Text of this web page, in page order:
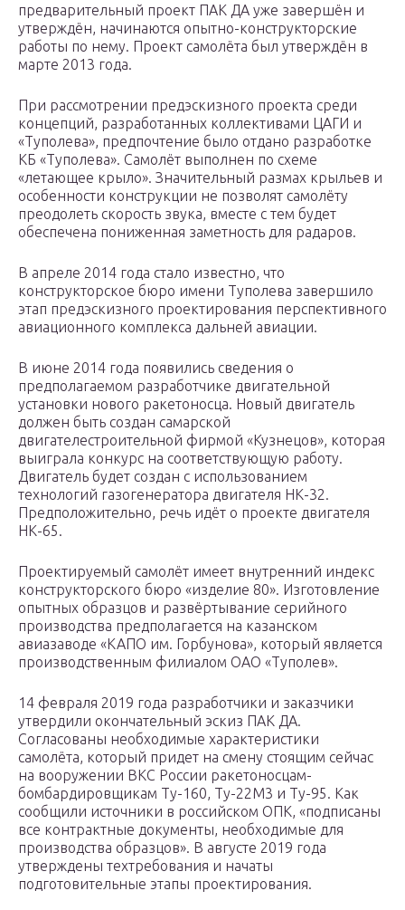
предварительный проект ПАК ДА уже завершён и
утверждён, начинаются опытно-конструкторские
работы по нему. Проект самолёта был утверждён в
марте 2013 года.
При рассмотрении предэскизного проекта среди
концепций, разработанных коллективами ЦАГИ и
«Туполева», предпочтение было отдано разработке
КБ «Туполева». Самолёт выполнен по схеме
«летающее крыло». Значительный размах крыльев и
особенности конструкции не позволят самолёту
преодолеть скорость звука, вместе с тем будет
обеспечена пониженная заметность для радаров.
В апреле 2014 года стало известно, что
конструкторское бюро имени Туполева завершило
этап предэскизного проектирования перспективного
авиационного комплекса дальней авиации.
В июне 2014 года появились сведения о
предполагаемом разработчике двигательной
установки нового ракетоносца. Новый двигатель
должен быть создан самарской
двигателестроительной фирмой «Кузнецов», которая
выиграла конкурс на соответствующую работу.
Двигатель будет создан с использованием
технологий газогенератора двигателя НК-32.
Предположительно, речь идёт о проекте двигателя
НК-65.
Проектируемый самолёт имеет внутренний индекс
конструкторского бюро «изделие 80». Изготовление
опытных образцов и развёртывание серийного
производства предполагается на казанском
авиазаводе «КАПО им. Горбунова», который является
производственным филиалом ОАО «Туполев».
14 февраля 2019 года разработчики и заказчики
утвердили окончательный эскиз ПАК ДА.
Согласованы необходимые характеристики
самолёта, который придет на смену стоящим сейчас
на вооружении ВКС России ракетоносцам-
бомбардировщикам Ту-160, Ту-22М3 и Ту-95. Как
сообщили источники в российском ОПК, «подписаны
все контрактные документы, необходимые для
производства образцов». В августе 2019 года
утверждены техтребования и начаты
подготовительные этапы проектирования.